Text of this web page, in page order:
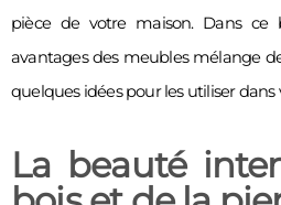
pièce de votre maison. Dans ce
avantages des meubles mélange
quelques idées pour les utiliser
La beauté